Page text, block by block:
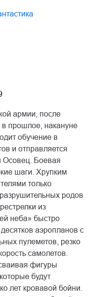
армии, после
прошлое, накануне
обучение в
и отправляется
Осовец. Боевая
шаги. Хрупким
только
родов
из
неба» быстро
аэропланов с
пулеметов, резко
самолетов.
фигуры
будут
лет кровавой бойни.